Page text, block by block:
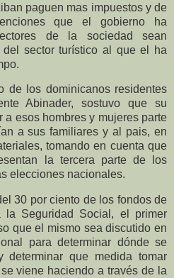
paguen mas impuestos y de
que el gobierno ha
de la sociedad sean
sector turístico al que el ha
de los dominicanos residentes
Abinader, sostuvo que su
esos hombres y mujeres parte
a sus familiares y al pais, en
tomando en cuenta que
la tercera parte de los
elecciones nacionales.
30 por ciento de los fondos de
Seguridad Social, el primer
que el mismo sea discutido en
para determinar dónde se
determinar que medida tomar
viene haciendo a través de la